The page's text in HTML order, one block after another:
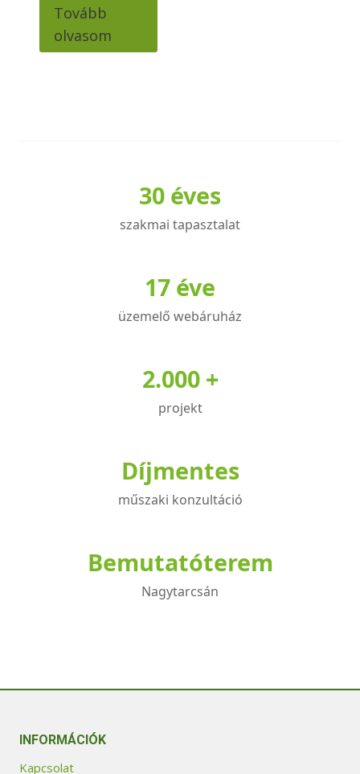
was:
Tovább
olvasom
30 éves
szakmai tapasztalat
17 éve
üzemelő webáruház
2.000 +
projekt
Díjmentes
műszaki konzultáció
Bemutatóterem
Nagytarcsán
INFORMÁCIÓK
Kapcsolat